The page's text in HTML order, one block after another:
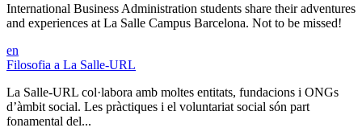
International Business Administration students share their adventures
and experiences at La Salle Campus Barcelona. Not to be missed!
en
Filosofia a La Salle-URL
La Salle-URL col·labora amb moltes entitats, fundacions i ONGs
d’àmbit social. Les pràctiques i el voluntariat social són part
fonamental del...